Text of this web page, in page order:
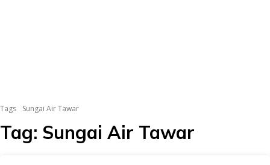
Tags Sungai Air Tawar
Tag: Sungai Air Tawar